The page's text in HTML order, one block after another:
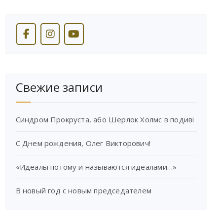
Свежие записи
Синдром Прокруста, або Шерлок Холмс в подиві
С Днем рождения, Олег Викторович!
«Идеалы потому и называются идеалами…»
В новый год с новым председателем